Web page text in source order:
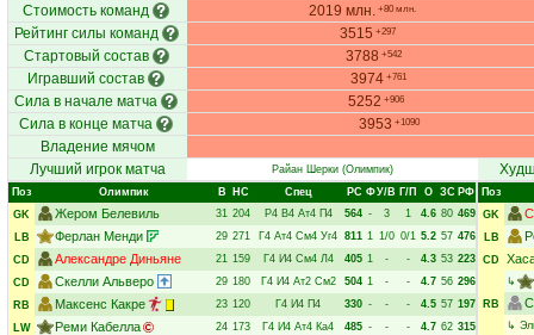
Стоимость команд 2019 млн. +80 млн.
Рейтинг силы команд 3515 +297
Стартовый состав 3788 +542
Игравший состав 3974 +761
Сила в начале матча 5252 +906
Сила в конце матча 3953 +1090
Владение мячом
Лучший игрок матча
Райан Шерки (Олимпик)
Поз Олимпик В НC Спец РC ФУ/В Г/П О ЗС РФ
GK
Жером Белевиль 31 204 Р4 В4 Ат4 П4 564 - 3 1 4.6 80 469
LB
Ферлан Менди 29 271 Г4 Ат4 См4 Уг4 811 1 1/0 0/1 5.2 57 476
CD
Александре Диньяне 21 159 Г4 И4 См4 Л4 405 1 - - 4.3 53 223
CD
Скелли Альверо 29 180 Г4 И4 Ат2 См2 504 1 - - 4.7 56 296
RB
Максенс Какре 23 120 Г4 И4 П4 330 - - - 4.5 57 197
LW
Реми Кабелла 24 173 Г4 И4 Ат4 Ка4 485 - - - 4.7 62 315
Поз
GK
LB
CD
↳
RB
↳